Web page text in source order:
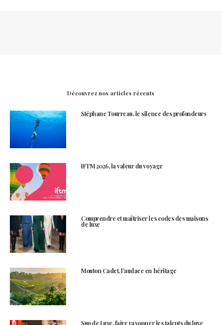
Découvrez nos articles récents
Stéphane Tourreau, le silence des profondeurs
IFTM 2026, la valeur du voyage
Comprendre et maîtriser les codes des maisons
de luxe
Mouton Cadet, l’audace en héritage
Sup de Luxe, faire rayonner les talents du luxe